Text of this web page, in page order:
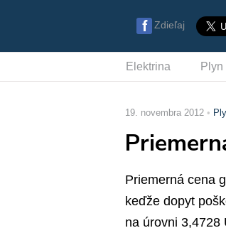
Zdieľaj
Elektrina Plyn
19. novembra 2012
Priemerná cena
keďže dopyt
na úrovni 3,4728